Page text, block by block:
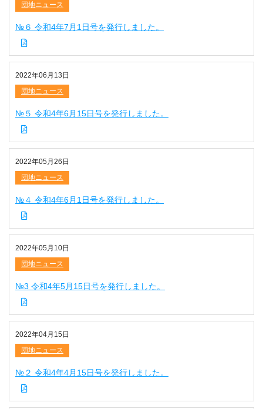
団地ニュース
№６ 令和4年7月1日号を発行しました。
2022年06月13日
団地ニュース
№５ 令和4年6月15日号を発行しました。
2022年05月26日
団地ニュース
№４ 令和4年6月1日号を発行しました。
2022年05月10日
団地ニュース
№3 令和4年5月15日号を発行しました。
2022年04月15日
団地ニュース
№２ 令和4年4月15日号を発行しました。